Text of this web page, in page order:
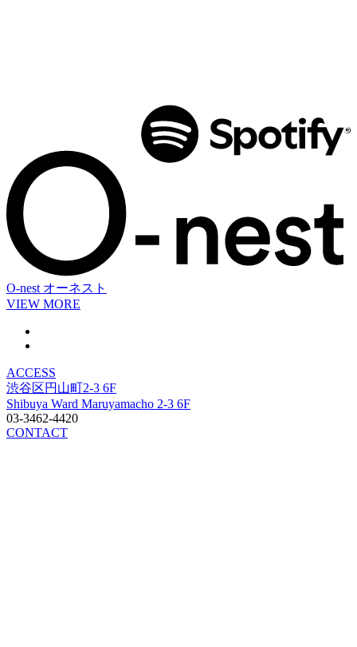
O-nest オーネスト
VIEW MORE
ACCESS
渋谷区円山町2-3 6F
Shibuya Ward Maruyamacho 2-3 6F
03-3462-4420
CONTACT